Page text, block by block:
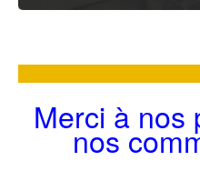
Merci à nos
nos